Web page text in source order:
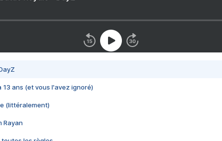
13 ans (et vous l'avez ignoré)
(littéralement)
Rayan